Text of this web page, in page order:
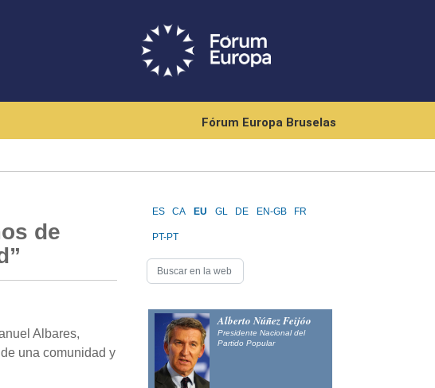
Fórum Europa Bruselas
de
Albares,
una comunidad y
ES CA EU GL DE EN-GB FR
PT-PT
Alberto Núñez Feijóo
Presidente Nacional del
Partido Popular